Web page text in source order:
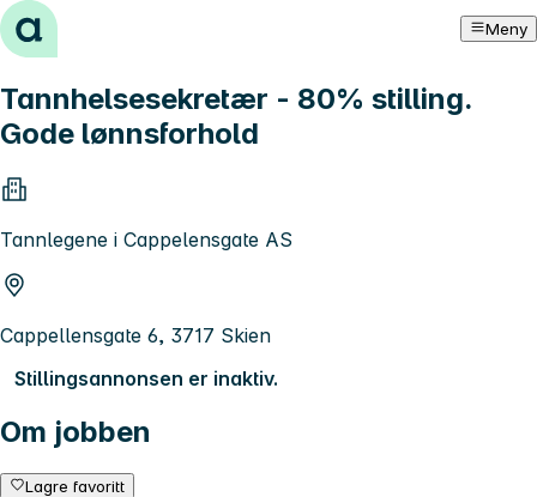
Hopp til innhold Meny
Tannhelsesekretær - 80% stilling.
Gode lønnsforhold
Tannlegene i Cappelensgate AS
Cappellensgate 6, 3717 Skien
Stillingsannonsen er inaktiv.
Om jobben
Lagre favoritt